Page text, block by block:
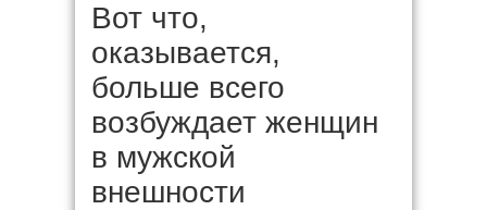
Вот что,
оказывается,
больше всего
возбуждает женщин
в мужской
внешности